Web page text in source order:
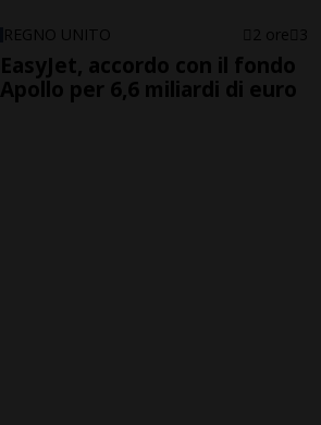
REGNO UNITO 2 ore 3
EasyJet, accordo con il fondo
Apollo per 6,6 miliardi di euro